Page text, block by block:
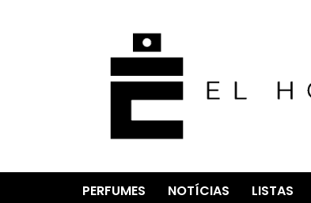
PERFUMES NOTÍCIAS LISTAS